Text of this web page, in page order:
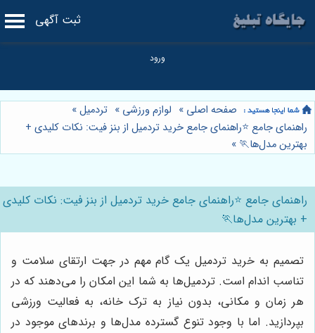
ثبت آگهی
صفحه اصلی » لوازم ورزشی » تردمیل»
راهنمای جامع ⭐️راهنمای جامع خرید تردمیل از بنز فیت: نکات کلیدی +
بهترین مدل‌ها🏃 »
راهنمای جامع ⭐️راهنمای جامع خرید تردمیل از بنز فیت: نکات کلیدی
+ بهترین مدل‌ها🏃
تصمیم به خرید تردمیل یک گام مهم در جهت ارتقای سلامت و
تناسب اندام است. تردمیل‌ها به شما این امکان را می‌دهند که در
هر زمان و مکانی، بدون نیاز به ترک خانه، به فعالیت ورزشی
بپردازید. اما با وجود تنوع گسترده مدل‌ها و برندهای موجود در